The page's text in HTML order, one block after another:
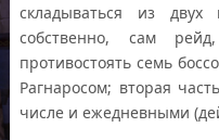
складываться из
собственно, сам
противостоять семь
Рагнаросом; вторая
числе и ежедневными